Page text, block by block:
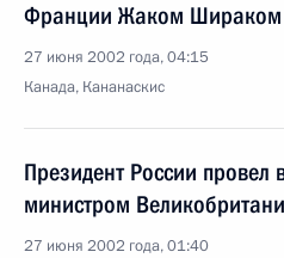
Франции Жаком Шираком
27 июня 2002 года, 04:15
Канада, Кананаскис
Президент России провел
министром
27 июня 2002 года, 01:40